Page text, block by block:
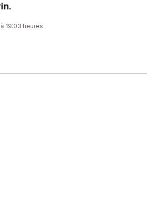
19:03 heures